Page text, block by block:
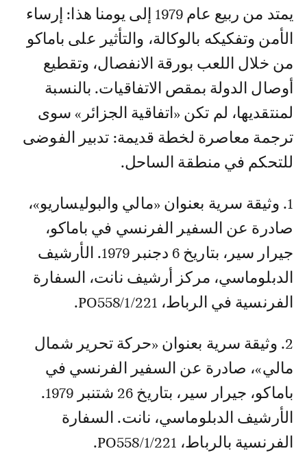
يمتد من ربيع عام 1979 إلى يومنا هذا: إرساء
الأمن وتفكيكه بالوكالة، والتأثير على باماكو
من خلال اللعب بورقة الانفصال، وتقطيع
أوصال الدولة بمقص الاتفاقيات. بالنسبة
لمنتقديها، لم تكن «اتفاقية الجزائر» سوى
ترجمة معاصرة لخطة قديمة: تدبير الفوضى
للتحكم في منطقة الساحل.
1. وثيقة سرية بعنوان «مالي والبوليساريو»،
صادرة عن السفير الفرنسي في باماكو،
جيرار سير، بتاريخ 6 دجنبر 1979. الأرشيف
الدبلوماسي، مركز أرشيف نانت، السفارة
الفرنسية في الرباط، PO558/1/221.
2. وثيقة سرية بعنوان «حركة تحرير شمال
مالي»، صادرة عن السفير الفرنسي في
باماكو، جيرار سير، بتاريخ 26 شتنبر 1979.
الأرشيف الدبلوماسي، نانت. السفارة
الفرنسية بالرباط، PO558/1/221.